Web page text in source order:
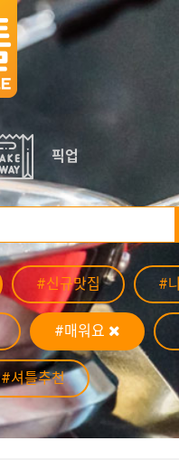
픽업
#신규맛집 #
#매워요
#셔틀추천